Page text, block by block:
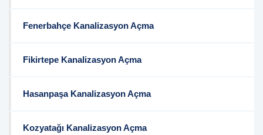
Fenerbahçe Kanalizasyon Açma
Fikirtepe Kanalizasyon Açma
Hasanpaşa Kanalizasyon Açma
Kozyatağı Kanalizasyon Açma